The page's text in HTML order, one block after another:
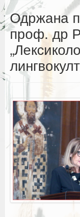
Почетна
Матица српска
Научна одељења
Каталог издања
Летопис Матице
Гласник Матице
Е–издања
Вести
Најаве
Одржана
проф. др